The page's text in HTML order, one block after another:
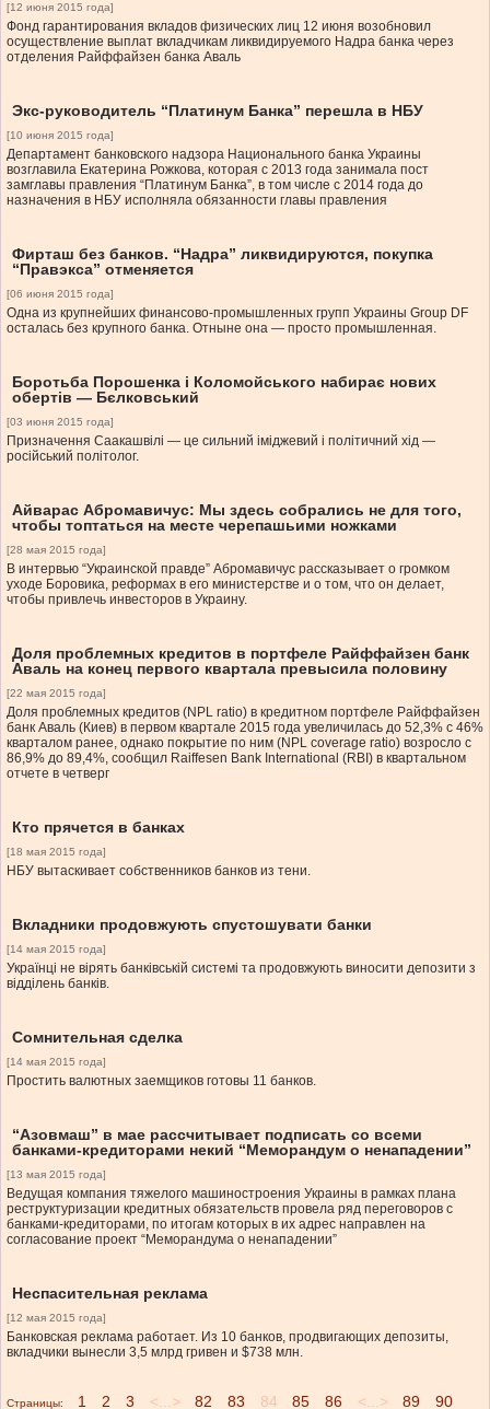
[12 июня 2015 года]
Фонд гарантирования вкладов физических лиц 12 июня возобновил
осуществление выплат вкладчикам ликвидируемого Надра банка через
отделения Райффайзен банка Аваль
Экс-руководитель “Платинум Банка” перешла в НБУ
[10 июня 2015 года]
Департамент банковского надзора Национального банка Украины
возглавила Екатерина Рожкова, которая с 2013 года занимала пост
замглавы правления “Платинум Банка”, в том числе с 2014 года до
назначения в НБУ исполняла обязанности главы правления
Фирташ без банков. “Надра” ликвидируются, покупка
“Правэкса” отменяется
[06 июня 2015 года]
Одна из крупнейших финансово-промышленных групп Украины Group DF
осталась без крупного банка. Отныне она — просто промышленная.
Боротьба Порошенка і Коломойського набирає нових
обертів — Бєлковський
[03 июня 2015 года]
Призначення Саакашвілі — це сильний іміджевий і політичний хід —
російський політолог.
Айварас Абромавичус: Мы здесь собрались не для того,
чтобы топтаться на месте черепашьими ножками
[28 мая 2015 года]
В интервью “Украинской правде” Абромавичус рассказывает о громком
уходе Боровика, реформах в его министерстве и о том, что он делает,
чтобы привлечь инвесторов в Украину.
Доля проблемных кредитов в портфеле Райффайзен банк
Аваль на конец первого квартала превысила половину
[22 мая 2015 года]
Доля проблемных кредитов (NPL ratio) в кредитном портфеле Райффайзен
банк Аваль (Киев) в первом квартале 2015 года увеличилась до 52,3% с 46%
кварталом ранее, однако покрытие по ним (NPL coverage ratio) возросло с
86,9% до 89,4%, сообщил Raiffesen Bank International (RBI) в квартальном
отчете в четверг
Кто прячется в банках
[18 мая 2015 года]
НБУ вытаскивает собственников банков из тени.
Вкладники продовжують спустошувати банки
[14 мая 2015 года]
Українці не вірять банківській системі та продовжують виносити депозити з
відділень банків.
Сомнительная сделка
[14 мая 2015 года]
Простить валютных заемщиков готовы 11 банков.
“Азовмаш” в мае рассчитывает подписать со всеми
банками-кредиторами некий “Меморандум о ненападении”
[13 мая 2015 года]
Ведущая компания тяжелого машиностроения Украины в рамках плана
реструктуризации кредитных обязательств провела ряд переговоров с
банками-кредиторами, по итогам которых в их адрес направлен на
согласование проект “Меморандума о ненападении”
Неспасительная реклама
[12 мая 2015 года]
Банковская реклама работает. Из 10 банков, продвигающих депозиты,
вкладчики вынесли 3,5 млрд гривен и $738 млн.
Страницы: 1 2 3 <...> 82 83 84 85 86 <...> 89 90